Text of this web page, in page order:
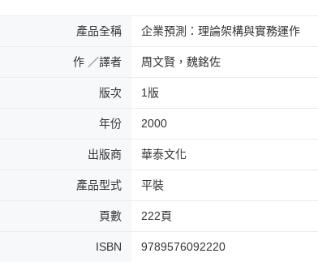
產品全稱 企業預測：理論架構與實務運作
作 ／譯者 周文賢，魏銘佐
版次 1版
年份 2000
出版商 華泰文化
產品型式 平裝
頁數 222頁
ISBN 9789576092220